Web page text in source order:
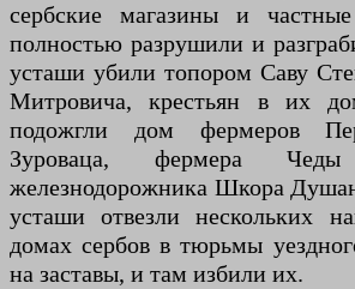
сербские магазины и
полностью разрушили и
усташи убили топором Саву
Митровича, крестьян в их
подожгли дом фермеров
Зуроваца, фермера
железнодорожника Шкора
усташи отвезли нескольких
домах сербов в тюрьмы
на заставы, и там избили их.